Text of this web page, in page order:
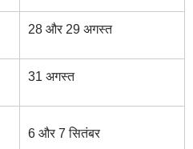
28 और 29 अगस्त
31 अगस्त
6 और 7 सितंबर